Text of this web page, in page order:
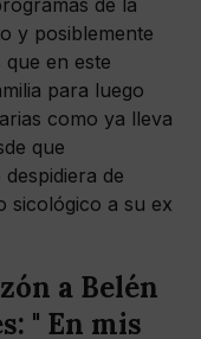
y posiblemente
en este
para luego
como ya lleva
que
de
sicológico a su ex
a Belén
" En mis